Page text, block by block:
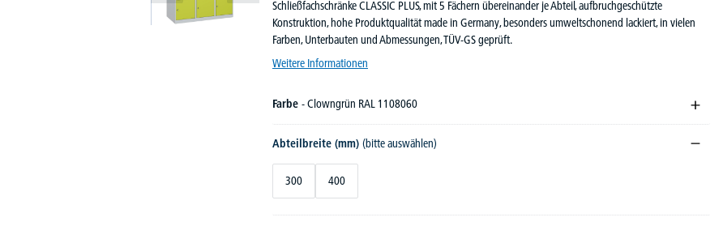
Schließfachschränke CLASSIC PLUS, mit 5 Fächern übereinander je Abteil, aufbruchgeschützte
Konstruktion, hohe Produktqualität made in Germany, besonders umweltschonend lackiert, in vielen
Farben, Unterbauten und Abmessungen, TÜV-GS geprüft.
Weitere Informationen
Farbe - Clowngrün RAL 1108060
Abteilbreite (mm) (bitte auswählen)
300 400